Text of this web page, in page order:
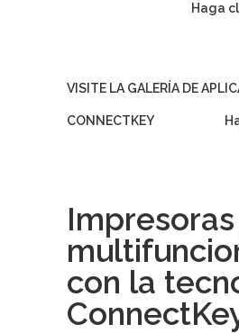
Haga
VISITE LA GALERÍA DE
CONNECTKEY
con la